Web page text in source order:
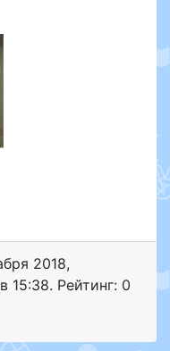
2018,
15:38. Рейтинг: 0